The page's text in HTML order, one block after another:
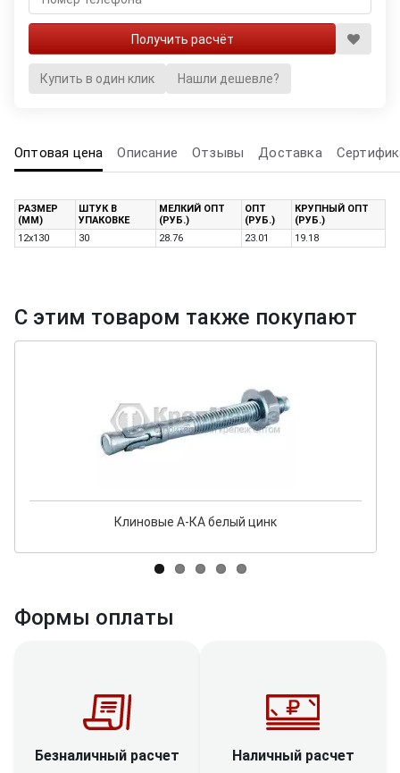
Купить в один клик Нашли дешевле?
Оптовая цена Описание Отзывы Доставка
РАЗМЕР
(ММ)
ШТУК В
УПАКОВКЕ
МЕЛКИЙ ОПТ
(РУБ.)
ОПТ
(РУБ.)
КРУПНЫЙ ОПТ
(РУБ.)
12х130
30 28.76 23.01 19.18
С этим товаром также покупают
Клиновые А-КА белый цинк
Формы оплаты
Безналичный расчет Наличный расчет